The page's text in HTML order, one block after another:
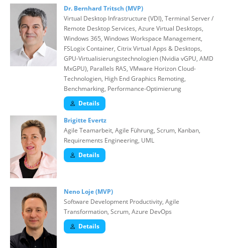
Dr. Bernhard Tritsch (MVP)
Virtual Desktop Infrastructure (VDI), Terminal Server /
Remote Desktop Services, Azure Virtual Desktops,
Windows 365, Windows Workspace Management,
FSLogix Container, Citrix Virtual Apps & Desktops,
GPU-Virtualisierungstechnologien (Nvidia vGPU, AMD
MxGPU), Parallels RAS, VMware Horizon Cloud-
Technologien, High End Graphics Remoting,
Benchmarking, Performance-Optimierung
Details
Brigitte Evertz
Agile Teamarbeit, Agile Führung, Scrum, Kanban,
Requirements Engineering, UML
Details
Neno Loje (MVP)
Software Development Productivity, Agile
Transformation, Scrum, Azure DevOps
Details